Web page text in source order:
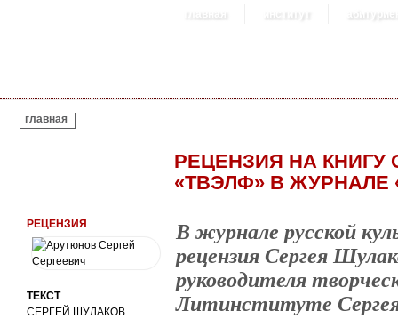
главная институт
ВЫ ЗДЕСЬ
главная
РЕЦЕНЗИЯ НА
«ТВЭЛФ» В ЖУРНАЛЕ
РЕЦЕНЗИЯ
ТЕКСТ
СЕРГЕЙ ШУЛАКОВ
В журнале русской
рецензия Сергея
руководителя
Литинституте